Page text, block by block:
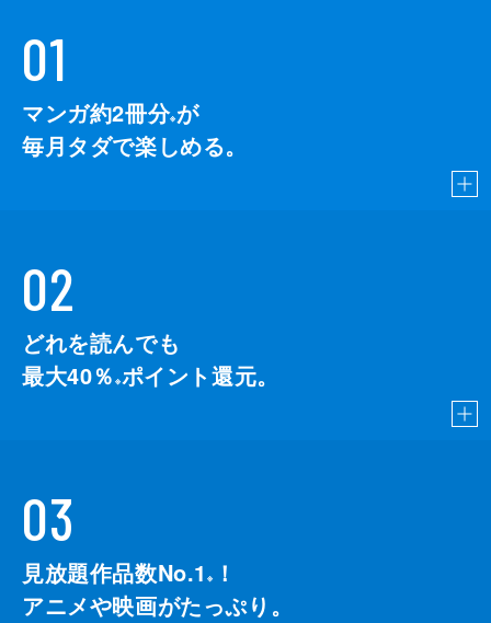
01
マンガ約2冊分※が
毎月タダで楽しめる。
02
どれを読んでも
最大40％ ※ポイント還元。
03
見放題作品数No.1 ※
！
アニメや映画がたっぷり。